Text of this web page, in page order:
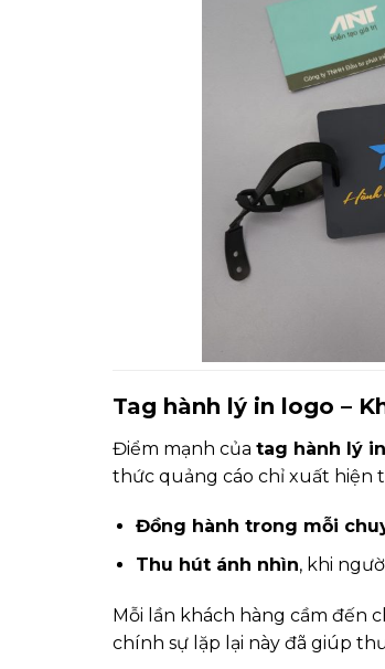
Tag hành lý in logo –
Điểm mạnh của tag hành lý
thức quảng cáo chỉ xuất hiện
Đồng hành trong mỗi
Thu hút ánh nhìn, khi
Mỗi lần khách hàng cầm đến
chính sự lặp lại này đã giúp